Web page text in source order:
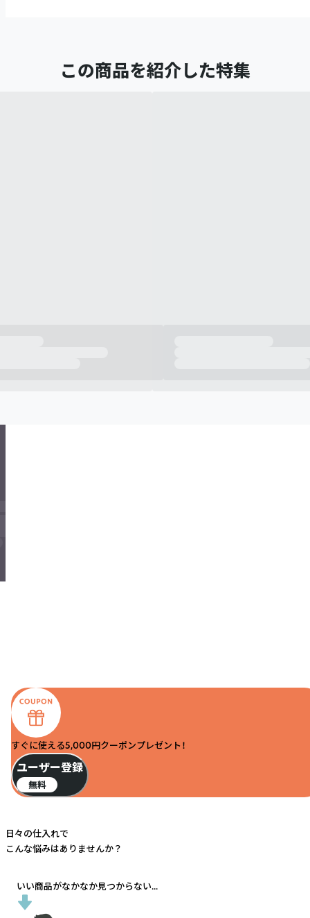
この商品を紹介した特集
すぐに使える5,000円クーポンプレゼント！
ユーザー登録
無料
日々の仕入れで
こんな悩みはありませんか？
いい商品がなかなか見つからない...